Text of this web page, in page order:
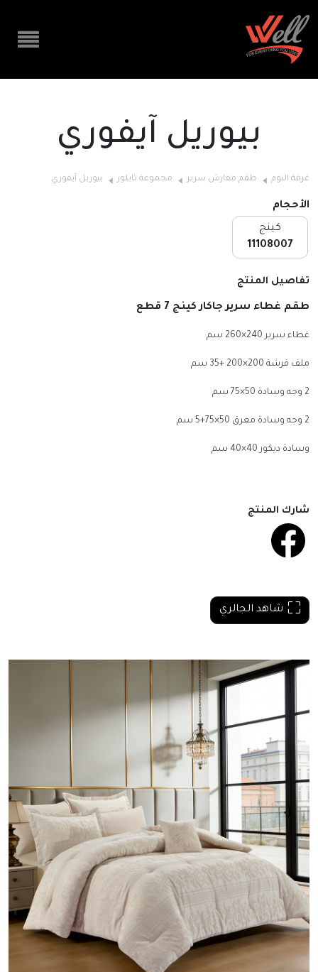
بيوريل آيفوري
غرفة النوم طقم مفارش سرير مجموعة تايلور بيوريل آيفوري
الأحجام
كينج
11108007
تفاصيل المنتج
طقم غطاء سرير جاكار كينج 7 قطع
غطاء سرير 240×260 سم
ملف فرشة 200×200 +35 سم
2 وجه وسادة 50×75 سم
2 وجه وسادة معرق 50×75+5 سم
وسادة ديكور 40×40 سم
شارك المنتج
شاهد الجالري